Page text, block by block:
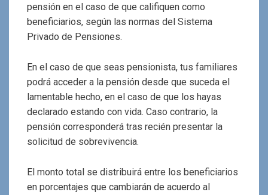
pensión en el caso de que califiquen como
beneficiarios, según las normas del Sistema
Privado de Pensiones.
En el caso de que seas pensionista, tus familiares
podrá acceder a la pensión desde que suceda el
lamentable hecho, en el caso de que los hayas
declarado estando con vida. Caso contrario, la
pensión corresponderá tras recién presentar la
solicitud de sobrevivencia.
El monto total se distribuirá entre los beneficiarios
en porcentajes que cambiarán de acuerdo al